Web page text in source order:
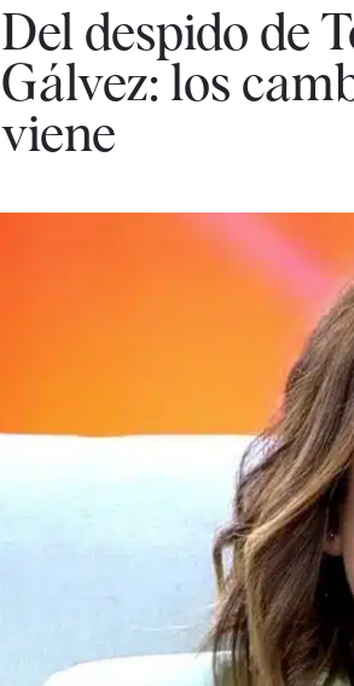
Del despido de
Gálvez: los
viene